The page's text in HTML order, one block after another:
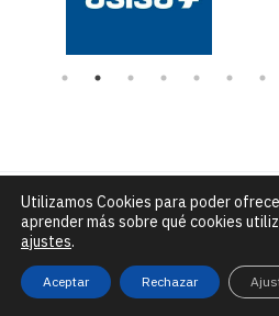
Número de Rexistro Sanitario: C-
núm. 7 - Santiago de Compostela |
Aviso legal, política de
Utilizamos Cookies para poder
aprender más sobre qué cookies
ajustes.
Aceptar Rechazar